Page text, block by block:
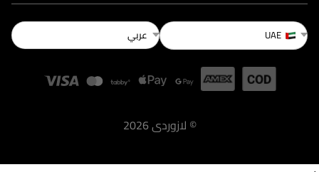
UAE عربي
© لازوردى2026